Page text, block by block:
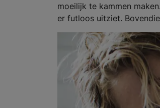
moeilijk te kammen
er futloos uitziet.